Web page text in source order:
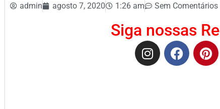
admin agosto 7, 2020 1:26 am Sem Comentários
Siga nossas